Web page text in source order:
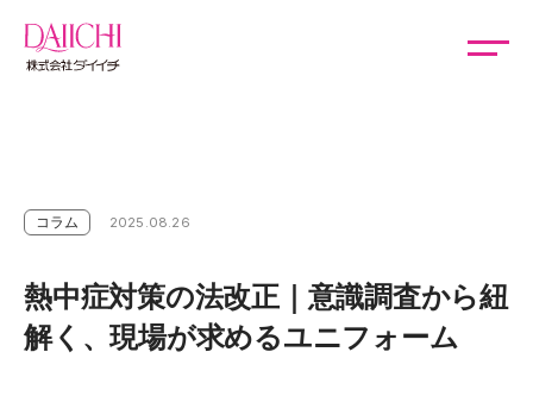
コラム 2025.08.26
熱中症対策の法改正｜意識調査から紐
解く、現場が求めるユニフォーム